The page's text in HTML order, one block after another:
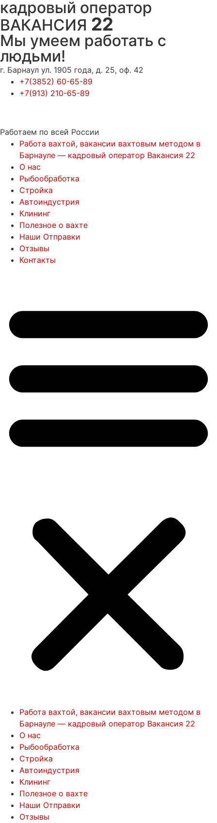
кадровый оператор
ВАКАНСИЯ 22
Мы умеем работать с
людьми!
г. Барнаул ул. 1905 года, д. 25, оф. 42
+7(3852) 60-65-89
+7(913) 210-65-89
Работаем по всей России
Работа вахтой, вакансии вахтовым методом в
Барнауле — кадровый оператор Вакансия 22
О нас
Рыбообработка
Стройка
Автоиндустрия
Клининг
Полезное о вахте
Наши Отправки
Отзывы
Контакты
Работа вахтой, вакансии вахтовым методом в
Барнауле — кадровый оператор Вакансия 22
О нас
Рыбообработка
Стройка
Автоиндустрия
Клининг
Полезное о вахте
Наши Отправки
Отзывы